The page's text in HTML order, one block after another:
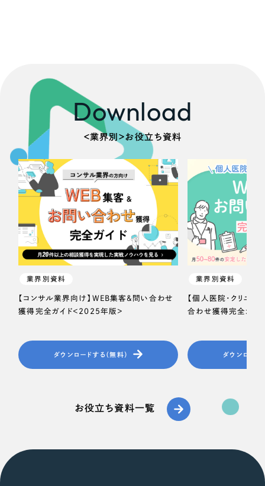
Download
＜業界別＞お役立ち資料
業界別資料
【コンサル業界向け】WEB集客＆問い合わせ
獲得完全ガイド＜2025年版＞
ダウンロードする（無料）
業界別資料
【個人医院・クリニッ
合わせ獲得完全ガイ
ダウンロード
お役立ち資料一覧